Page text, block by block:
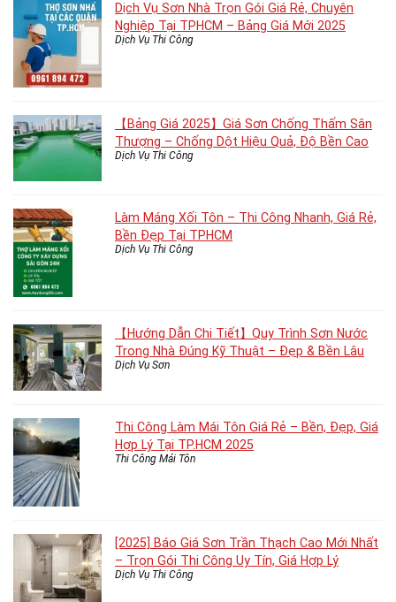
Dịch Vụ Sơn Nhà Trọn Gói Giá Rẻ, Chuyên
Nghiệp Tại TPHCM – Bảng Giá Mới 2025
Dịch Vụ Thi Công
【Bảng Giá 2025】Giá Sơn Chống Thấm Sân
Thượng – Chống Dột Hiệu Quả, Độ Bền Cao
Dịch Vụ Thi Công
Làm Máng Xối Tôn – Thi Công Nhanh, Giá Rẻ,
Bền Đẹp Tại TPHCM
Dịch Vụ Thi Công
【Hướng Dẫn Chi Tiết】Quy Trình Sơn Nước
Trong Nhà Đúng Kỹ Thuật – Đẹp & Bền Lâu
Dịch Vụ Sơn
Thi Công Làm Mái Tôn Giá Rẻ – Bền, Đẹp, Giá
Hợp Lý Tại TP.HCM 2025
Thi Công Mái Tôn
[2025] Báo Giá Sơn Trần Thạch Cao Mới Nhất
– Trọn Gói Thi Công Uy Tín, Giá Hợp Lý
Dịch Vụ Thi Công